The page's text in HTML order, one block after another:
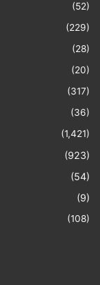
(52)
(229)
(28)
(20)
(317)
(36)
(1,421)
(923)
(54)
(9)
(108)